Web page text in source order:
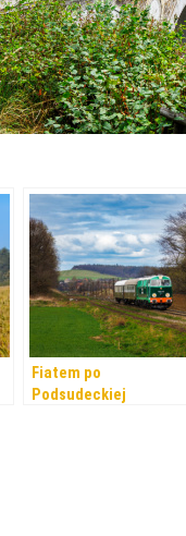
Fiatem po
Podsudeckiej